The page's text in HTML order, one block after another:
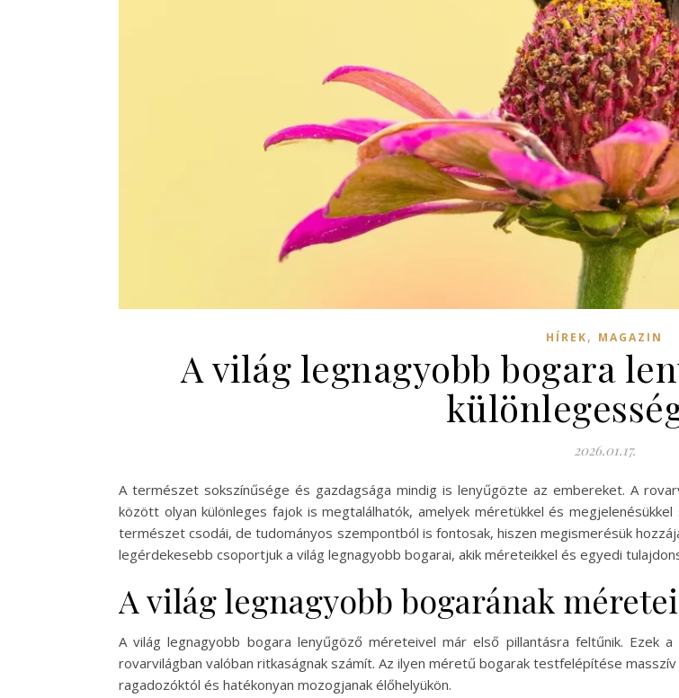
HÍREK, MAGAZIN
A világ legnagyobb bogara
2026.01.17.
A természet sokszínűsége és gazdagsága mindig is lenyűgözte az embereket. A
között olyan különleges fajok is megtalálhatók, amelyek méretükkel és
természet csodái, de tudományos szempontból is fontosak, hiszen megismerésük
legérdekesebb csoportjuk a világ legnagyobb bogarai, akik méreteikkel és egyedi
A világ legnagyobb bogarának
A világ legnagyobb bogara lenyűgöző méreteivel már első pillantásra feltűnik.
rovarvilágban valóban ritkaságnak számít. Az ilyen méretű bogarak testfelépítése
ragadozóktól és hatékonyan mozogjanak élőhelyükön.